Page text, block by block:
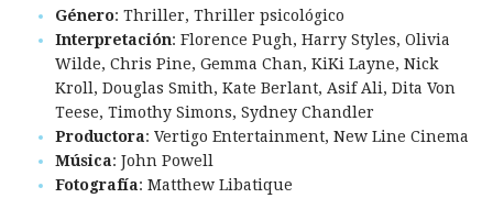
Género: Thriller, Thriller psicológico
Interpretación: Florence Pugh, Harry Styles, Olivia
Wilde, Chris Pine, Gemma Chan, KiKi Layne, Nick
Kroll, Douglas Smith, Kate Berlant, Asif Ali, Dita Von
Teese, Timothy Simons, Sydney Chandler
Productora: Vertigo Entertainment, New Line Cinema
Música: John Powell
Fotografía: Matthew Libatique